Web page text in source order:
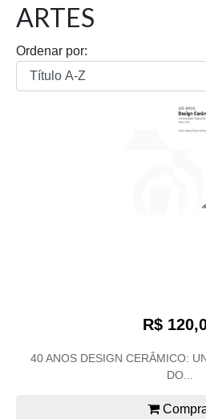
ARTES
Ordenar por:
R$
40 ANOS DESIGN CERÂMICO:
DO...